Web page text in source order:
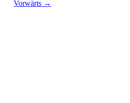
Vorwärts →